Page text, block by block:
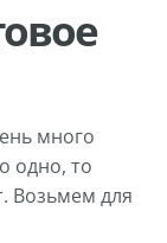
много
одно, то
Возьмем для